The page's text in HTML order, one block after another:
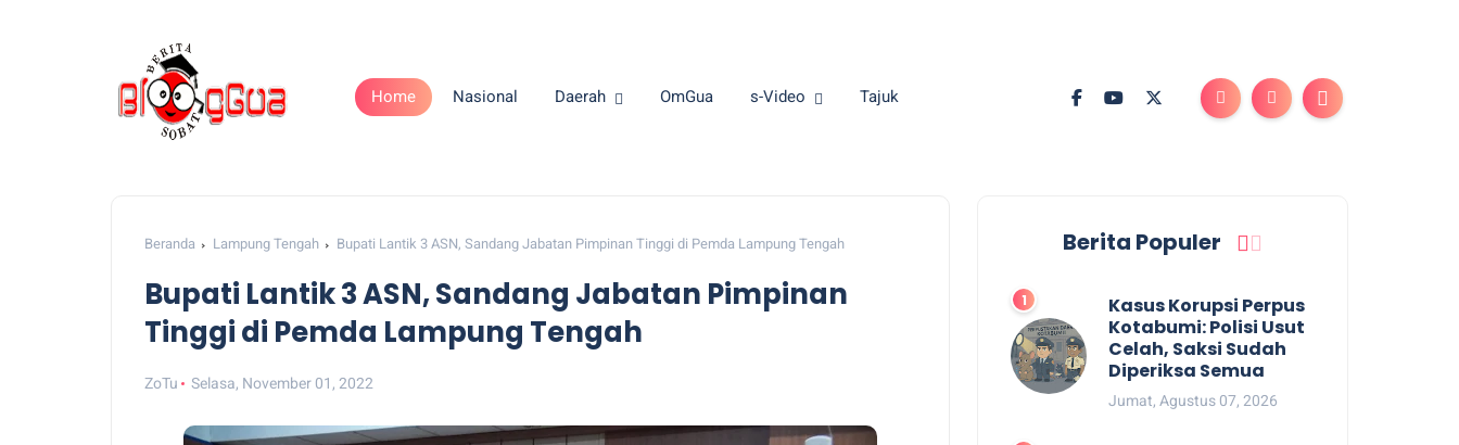
Home Nasional Daerah OmGua s-Video Tajuk
Beranda Lampung Tengah Bupati Lantik 3 ASN, Sandang Jabatan Pimpinan Tinggi di Pemda Lampung Tengah
Bupati Lantik 3 ASN, Sandang Jabatan Pimpinan
Tinggi di Pemda Lampung Tengah
ZoTu Selasa, November 01, 2022
Berita Populer
Kasus Korupsi Perpus
Kotabumi: Polisi Usut
Celah, Saksi Sudah
Diperiksa Semua
Jumat, Agustus 07, 2026